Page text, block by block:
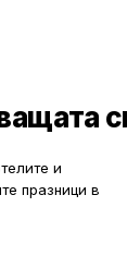
и
празници в